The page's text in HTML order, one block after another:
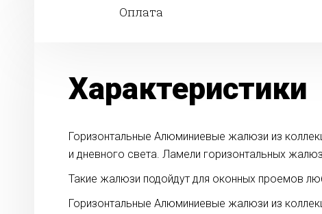
Оплата
Характеристики
Горизонтальные Алюминиевые жалюзи из
и дневного света. Ламели горизонтальных
Такие жалюзи подойдут для оконных проемов
Горизонтальные Алюминиевые жалюзи из